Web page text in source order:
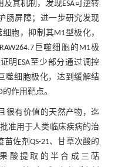
及其机制，发现ESA可逆转
肠屏障；进一步研究发现
胞，抑制其M1型极化，
巨噬细胞的M1极
明ESA至少部分通过调控
噬细胞极化，达到缓解结
作用靶点。
很有价值的天然产物，迄
准用于人类临床疾病的治
佐剂QS-21、甘草次酸的
酸提取的半合成三萜